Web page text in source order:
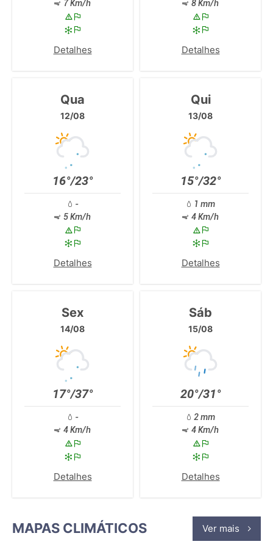
7 Km/h
Detalhes
8 Km/h
Detalhes
Qua
12/08
16°/23°
-
5 Km/h
Detalhes
Qui
13/08
15°/32°
1 mm
4 Km/h
Detalhes
Sex
14/08
17°/37°
-
4 Km/h
Detalhes
Sáb
15/08
20°/31°
2 mm
4 Km/h
Detalhes
MAPAS CLIMÁTICOS Ver mais